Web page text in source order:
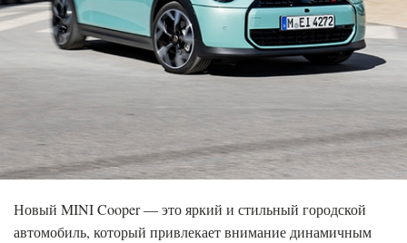
Новый MINI Cooper — это яркий и стильный городской
автомобиль, который привлекает внимание динамичным